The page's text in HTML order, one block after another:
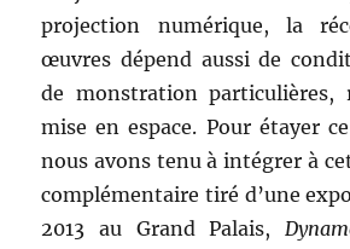
projection numérique, la
œuvres dépend aussi de
de monstration particulières,
mise en espace. Pour étayer
nous avons tenu à intégrer à
complémentaire tiré d’une
2013 au Grand Palais,